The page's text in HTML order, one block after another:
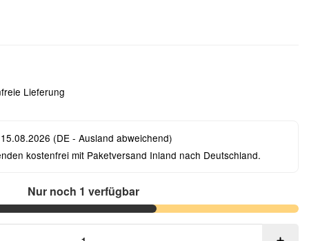
Lieferung
(DE - Ausland abweichend)
kostenfrei mit Paketversand Inland nach Deutschland.
Nur noch 1 verfügbar